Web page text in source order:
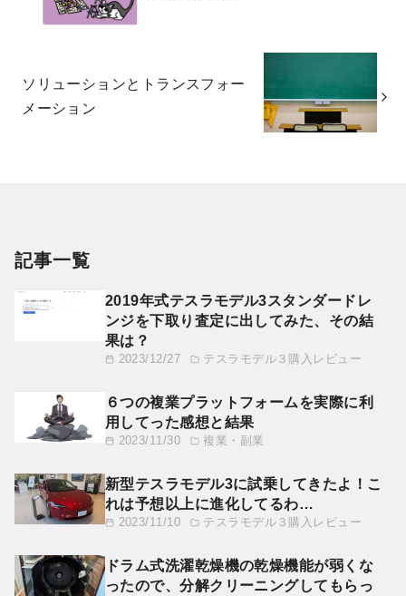
ソリューションとトランスフォー
メーション
記事一覧
2023/12/27 テスラモデル３購入レビュー
2019年式テスラモデル3スタンダードレ
ンジを下取り査定に出してみた、その結
果は？
2023/11/30 複業・副業
６つの複業プラットフォームを実際に利
用してった感想と結果
2023/11/10 テスラモデル３購入レビュー
新型テスラモデル3に試乗してきたよ！こ
れは予想以上に進化してるわ…
ドラム式洗濯乾燥機の乾燥機能が弱くな
ったので、分解クリーニングしてもらっ